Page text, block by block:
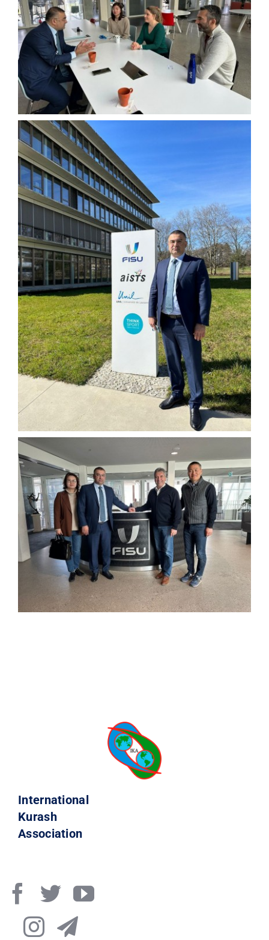
International
Kurash
Association